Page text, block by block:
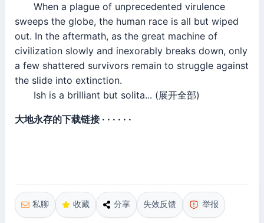
When a plague of unprecedented virulence
sweeps the globe, the human race is all but wiped
out. In the aftermath, as the great machine of
civilization slowly and inexorably breaks down, only
a few shattered survivors remain to struggle against
the slide into extinction.
Ish is a brilliant but solita... (展开全部)
大地永存的下载链接 · · · · · ·
私聊 收藏 分享 失效反馈 举报